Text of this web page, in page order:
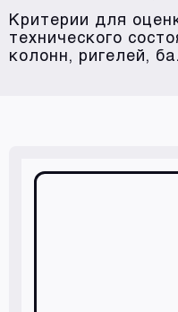
Критерии для
технического
колонн, ригелей,